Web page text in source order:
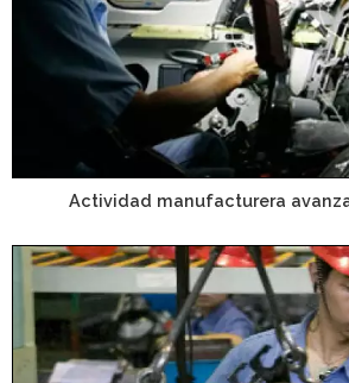
Actividad manufacturera